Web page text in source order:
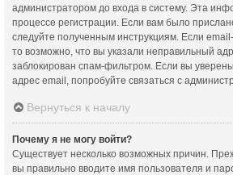
администратором до входа в систему. Эта
процессе регистрации. Если вам было
следуйте полученным инструкциям. Если
то возможно, что вы указали неправильный
заблокирован спам-фильтром. Если вы
адрес email, попробуйте связаться с
Вернуться к началу
Почему я не могу войти?
Существует несколько возможных причин.
вы правильно вводите имя пользователя и